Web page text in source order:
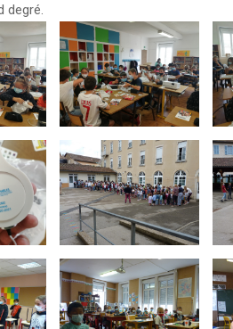
degré.